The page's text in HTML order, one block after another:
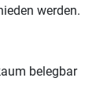
werden.
belegbar